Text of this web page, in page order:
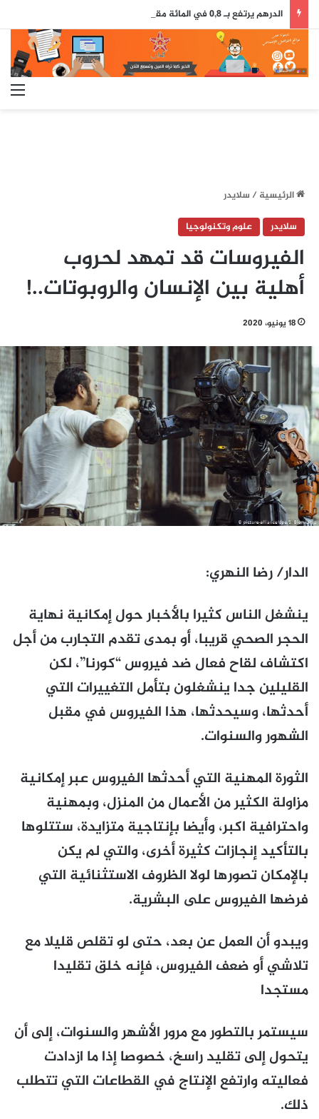
الرئيسية/ سلايدر
سلايدر
علوم وتكنولوجيا
الفيروسات قد تمهد لحروب
أهلية بين الإنسان والروبوتات..!
18 يونيو، 2020
الدار/ رضا النهري:
ينشغل الناس كثيرا بالأخبار حول إمكانية نهاية
الحجر الصحي قريبا، أو بمدى تقدم التجارب من أجل
اكتشاف لقاح فعال ضد فيروس “كورنا”، لكن
القليلين جدا ينشغلون بتأمل التغييرات التي
أحدثها، وسيحدثها، هذا الفيروس في مقبل
الشهور والسنوات.
الثورة المهنية التي أحدثها الفيروس عبر إمكانية
مزاولة الكثير من الأعمال من المنزل، وبمهنية
واحترافية اكبر، وأيضا بإنتاجية متزايدة، ستتلوها
بالتأكيد إنجازات كثيرة أخرى، والتي لم يكن
بالإمكان تصورها لولا الظروف الاستثنائية التي
فرضها الفيروس على البشرية.
ويبدو أن العمل عن بعد، حتى لو تقلص قليلا مع
تلاشي أو ضعف الفيروس، فإنه خلق تقليدا
مستجدا
سيستمر بالتطور مع مرور الأشهر والسنوات، إلى أن
يتحول إلى تقليد راسخ، خصوصا إذا ما ازدادت
فعاليته وارتفع الإنتاج في القطاعات التي تتطلب
ذلك.